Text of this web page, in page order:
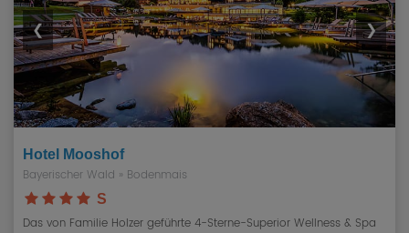
❮ ❯
Hotel Mooshof
Bayerischer Wald » Bodenmais
S
Das von Familie Holzer geführte 4-Sterne-Superior Wellness & Spa